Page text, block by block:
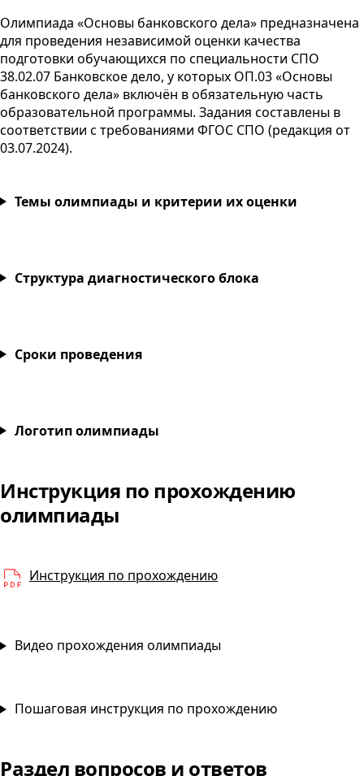
Олимпиада «Основы банковского дела» предназначена
для проведения независимой оценки качества
подготовки обучающихся по специальности СПО
38.02.07 Банковское дело, у которых ОП.03 «Основы
банковского дела» включён в обязательную часть
образовательной программы. Задания составлены в
соответствии с требованиями ФГОС СПО (редакция от
03.07.2024).
Темы олимпиады и критерии их оценки
Структура диагностического блока
Сроки проведения
Логотип олимпиады
Основы банковского дела
Инструкция по прохождению
олимпиадыОсновы банковского
Инструкция по прохождению
PDF
Видео прохождения олимпиады
Пошаговая инструкция по прохождению
Раздел вопросов и ответов